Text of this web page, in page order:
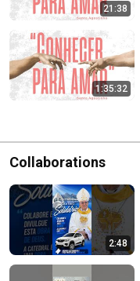
21:38
1:35:32
Collaborations
2:48